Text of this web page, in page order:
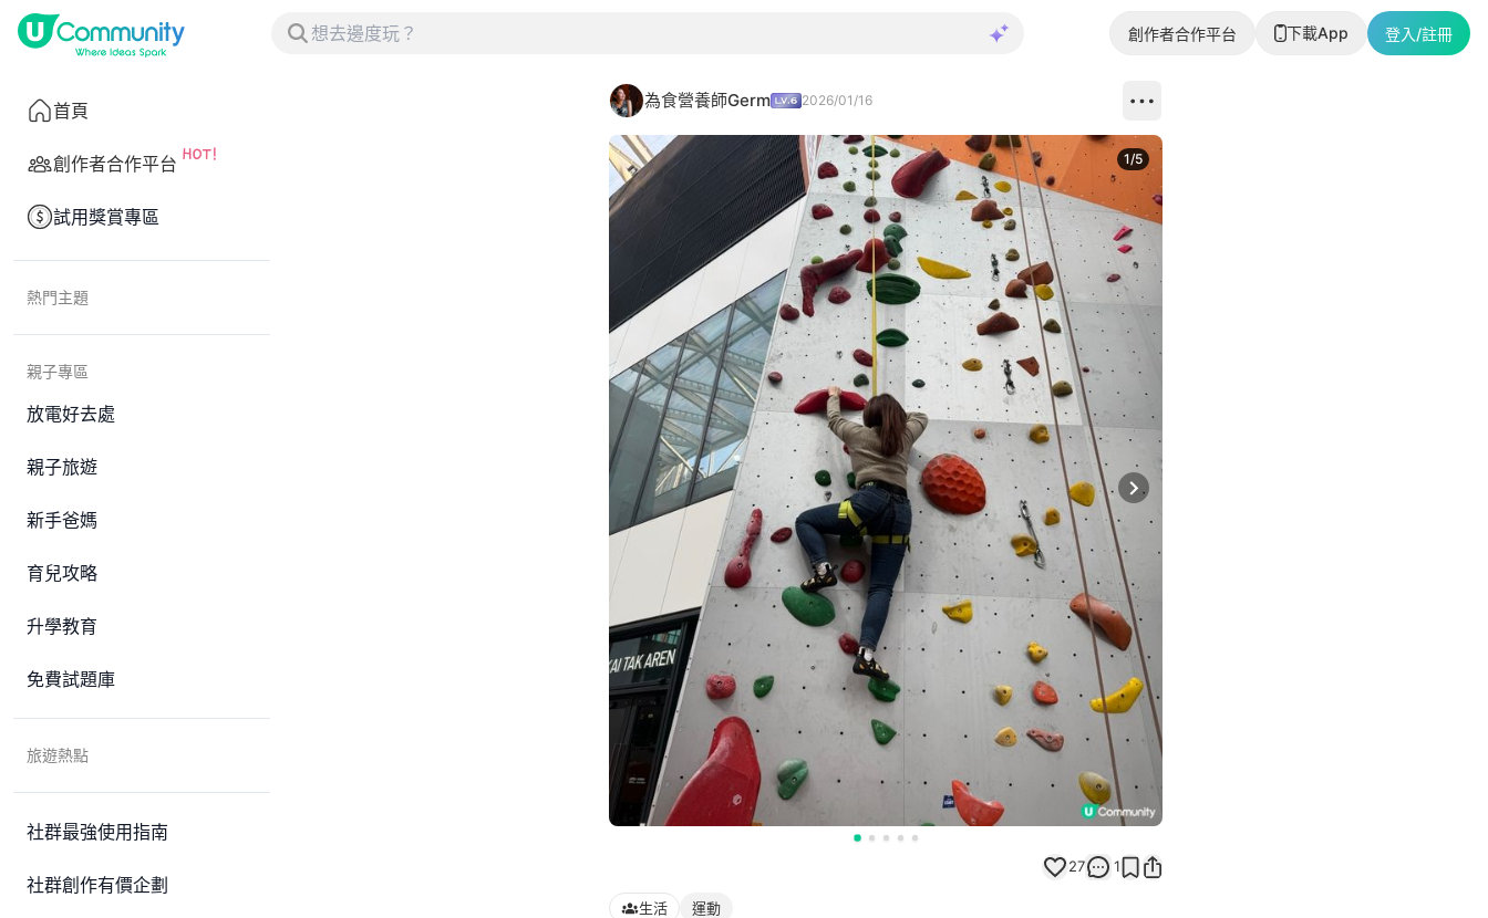
創作者合作平台 下載App 登入/註冊
首頁
創作者合作平台
試用獎賞專區
熱門主題
親子專區
放電好去處
親子旅遊
新手爸媽
育兒攻略
升學教育
免費試題庫
旅遊熱點
社群最強使用指南
社群創作有價企劃
為食營養師Germ 2026/01/16
Next slide
1/5
27 1
生活 運動